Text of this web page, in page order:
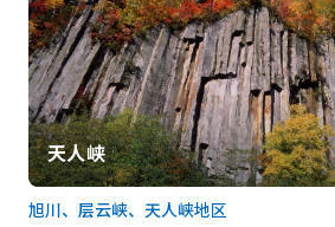
天人峡
旭川、层云峡、天人峡地区